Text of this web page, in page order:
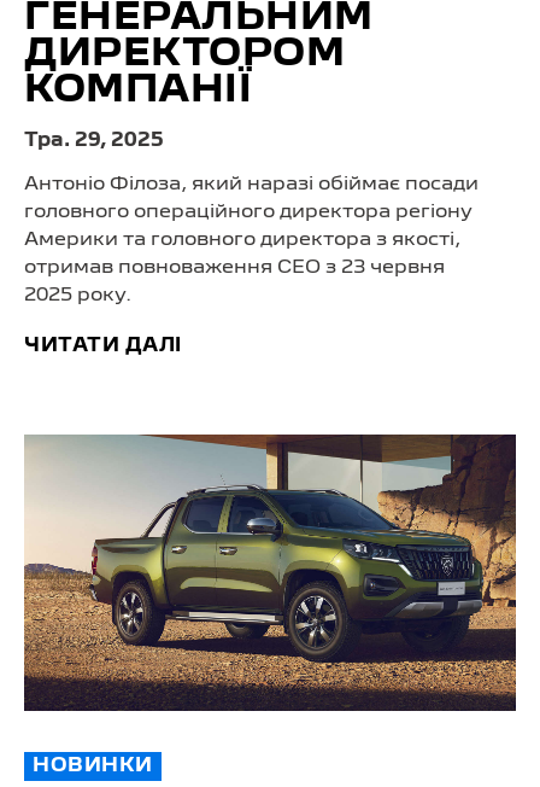
ГЕНЕРАЛЬНИМ
ДИРЕКТОРОМ
КОМПАНІЇ
Тра. 29, 2025
Антоніо Філоза, який наразі обіймає посади
головного операційного директора регіону
Америки та головного директора з якості,
отримав повноваження CEO з 23 червня
2025 року.
ЧИТАТИ ДАЛІ
НОВИНКИ